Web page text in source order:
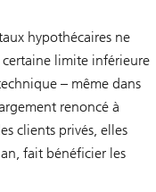
hypothécaires ne
certaine limite inférieure
– même dans
renoncé à
clients privés, elles
fait bénéficier les